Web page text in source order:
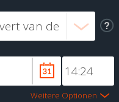
Weitere Optionen